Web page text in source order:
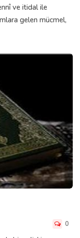
ve itidal ile
gelen mücmel,
0